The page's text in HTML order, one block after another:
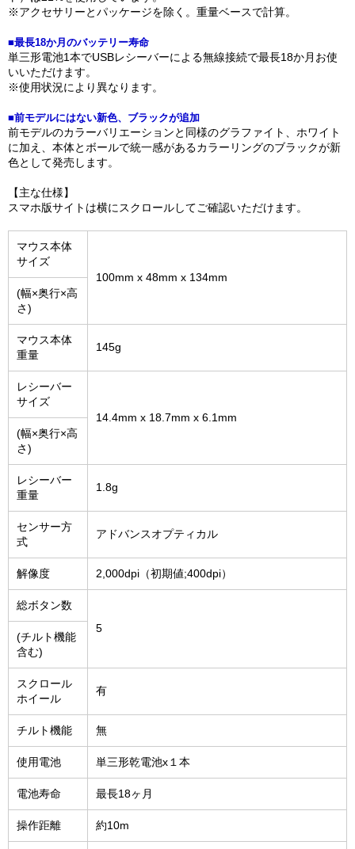
※アクセサリーとパッケージを除く。重量ベースで計算。
■最長18か月のバッテリー寿命
単三形電池1本でUSBレシーバーによる無線接続で最長18か月お使
いいただけます。
※使用状況により異なります。
■前モデルにはない新色、ブラックが追加
前モデルのカラーバリエーションと同様のグラファイト、ホワイト
に加え、本体とボールで統一感があるカラーリングのブラックが新
色として発売します。
【主な仕様】
スマホ版サイトは横にスクロールしてご確認いただけます。
マウス本体
サイズ
100mm x 48mm x 134mm
(幅×奥行×高
さ)
マウス本体
重量
145g
レシーバー
サイズ
14.4mm x 18.7mm x 6.1mm
(幅×奥行×高
さ)
レシーバー
重量
1.8g
センサー方
式
アドバンスオプティカル
解像度 2,000dpi（初期値;400dpi）
総ボタン数
5
(チルト機能
含む)
スクロール
ホイール
有
チルト機能 無
使用電池 単三形乾電池x１本
電池寿命 最長18ヶ月
操作距離 約10m